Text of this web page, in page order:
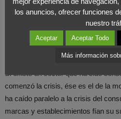
de su cuota de mercado en
Una tendencia ya iniciada en la
Si existe un sector que ha sido
comenzó la crisis, ése es el de la
ha caído paralelo a la crisis del
marcas y establecimientos fían su
los anuncios, ofrecer funciones
nuestro
Aceptar Aceptar Todo
Más información